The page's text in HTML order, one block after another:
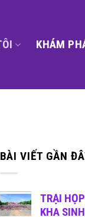
KHÁM
BÀI VIẾT GẦN
TRẠI
KHA